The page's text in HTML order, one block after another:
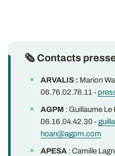
🗞 Contacts
ARVALIS : Marion
06.76.02.76.11 -
AGPM : Guillaume Le
06.16.04.42.30 -
hoan@agpm.com
APESA : Camille